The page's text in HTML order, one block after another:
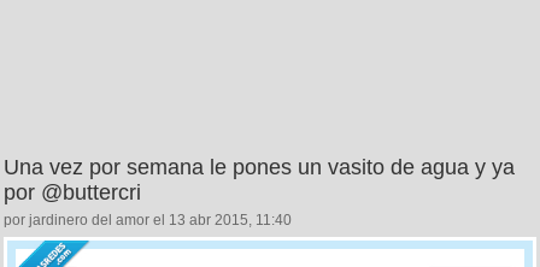
Una vez por semana le pones un vasito de agua y ya
por @buttercri
por jardinero del amor el 13 abr 2015, 11:40